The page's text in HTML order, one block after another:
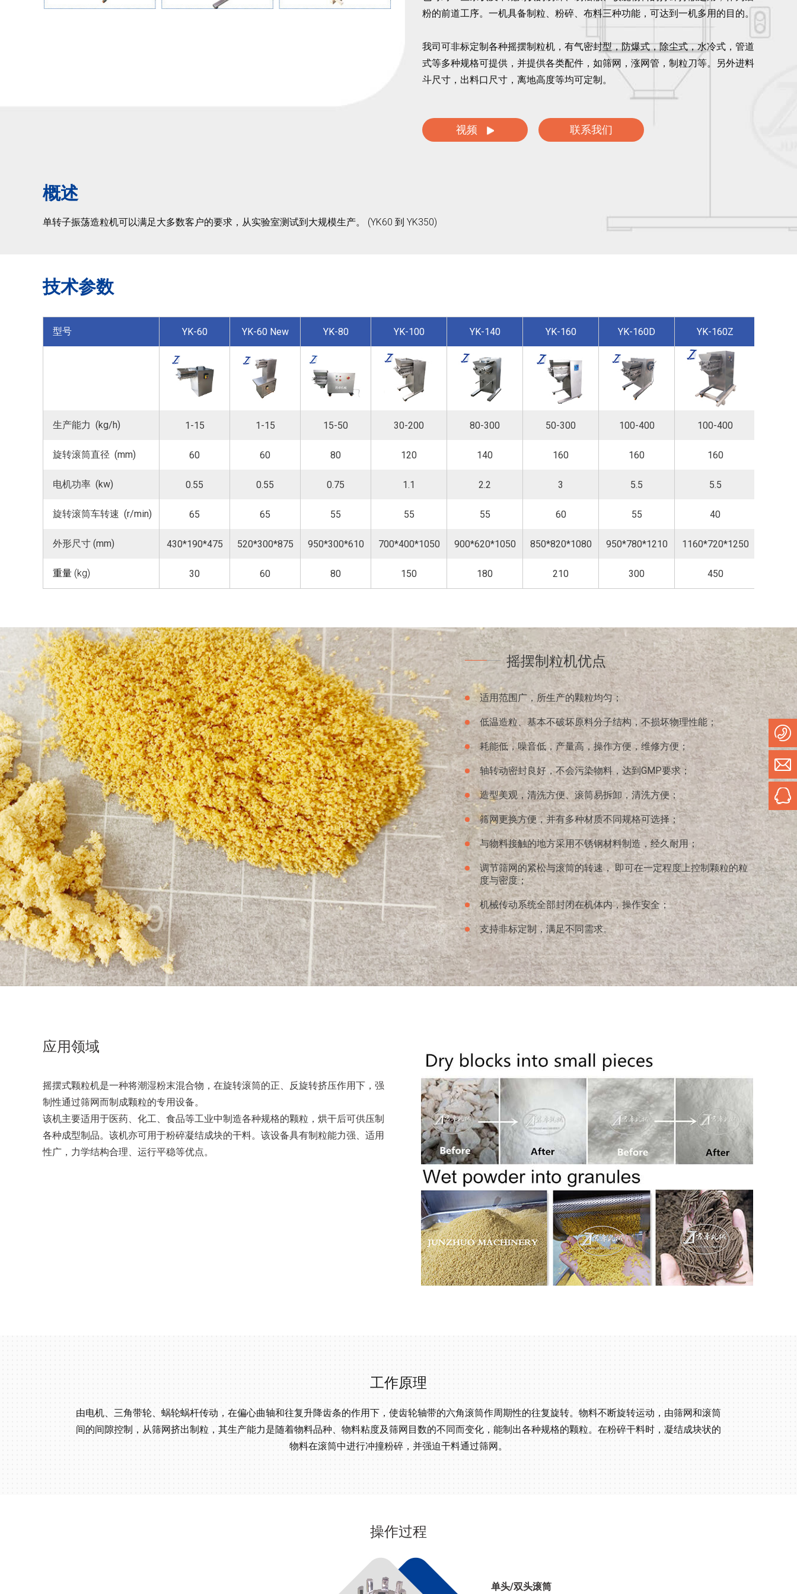
粉的前道工序。一机具备制粒、粉碎、布料三种功能，可达到一机多用的目的。
我司可非标定制各种摇摆制粒机，有气密封型，防爆式，除尘式，水冷式，管道
式等多种规格可提供，并提供各类配件，如筛网，涨网管，制粒刀等。另外进料
斗尺寸，出料口尺寸，离地高度等均可定制。
视频 联系我们
概述
单转子振荡造粒机可以满足大多数客户的要求，从实验室测试到大规模生产。 (YK60 到 YK350)
技术参数
型号 YK-60 YK-60 New YK-80 YK-100 YK-140 YK-160 YK-160D YK-160Z
生产能力 (kg/h) 1-15 1-15 15-50 30-200 80-300 50-300 100-400 100-400
旋转滚筒直径 (mm) 60 60 80 120 140 160 160 160
电机功率 (kw) 0.55 0.55 0.75 1.1 2.2 3 5.5 5.5
旋转滚筒车转速 (r/min) 65 65 55 55 55 60 55 40
外形尺寸 (mm) 430*190*475 520*300*875 950*300*610 700*400*1050 900*620*1050 850*820*1080 950*780*1210 1160*720*1250
重量 (kg) 30 60 80 150 180 210 300 450
双头摇摆制粒机
在单头摇摆的基础上，我司开发了双头摇摆制粒机。双头摇摆制粒机的对物料的
处理量要明显大过单头摇摆制粒机。一般情况下，由于滚筒直径有一定的标准限
制，所以要提高单台摇摆颗粒机的处理量，采用两个滚筒是较为常见的方式。
双头摇摆颗粒机通过机械传动使两个滚筒同时往复摆动，将物料从筛网中挤出制
成颗粒或粉碎制粒或快速制粒，并具有操作简便，产量高，结构简单紧凑，占地
面积小等特点。
视频 联系我们
概述
双头摇摆颗粒机是在传统摇摆式颗粒机基础上研发改进的．可广泛适用于制药、化工、食品等行业，将潮湿的粉末状物料制成颗粒，亦可粉碎块状的干物料，进行快速整
粒。（YK160S型到YK400S型）
摇摆制粒机优点
适用范围广，所生产的颗粒均匀；
低温造粒、基本不破坏原料分子结构，不损坏物理性能；
耗能低，噪音低，产量高，操作方便，维修方便；
轴转动密封良好，不会污染物料，达到GMP要求；
造型美观，清洗方便、滚筒易拆卸，清洗方便；
筛网更换方便，并有多种材质不同规格可选择；
与物料接触的地方采用不锈钢材料制造，经久耐用；
调节筛网的紧松与滚筒的转速， 即可在一定程度上控制颗粒的粒
度与密度；
机械传动系统全部封闭在机体内，操作安全；
支持非标定制，满足不同需求。
应用领域
摇摆式颗粒机是一种将潮湿粉末混合物，在旋转滚筒的正、反旋转挤压作用下，强
制性通过筛网而制成颗粒的专用设备。
该机主要适用于医药、化工、食品等工业中制造各种规格的颗粒，烘干后可供压制
各种成型制品。该机亦可用于粉碎凝结成块的干料。该设备具有制粒能力强、适用
性广，力学结构合理、运行平稳等优点。
工作原理
由电机、三角带轮、蜗轮蜗杆传动，在偏心曲轴和往复升降齿条的作用下，使齿轮轴带的六角滚筒作周期性的往复旋转。物料不断旋转运动，由筛网和滚筒
间的间隙控制，从筛网挤出制粒，其生产能力是随着物料品种、物料粘度及筛网目数的不同而变化，能制出各种规格的颗粒。在粉碎干料时，凝结成块状的
物料在滚筒中进行冲撞粉碎，并强迫干料通过筛网。
操作过程
单头/双头滚筒